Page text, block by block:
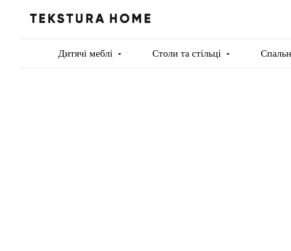
Дитячі меблі Столи та стільці